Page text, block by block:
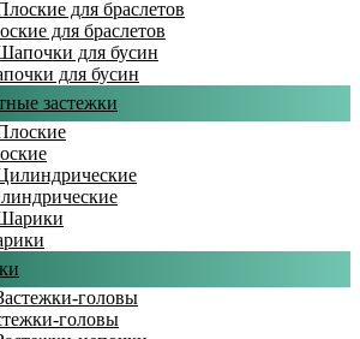
для браслетов
для бусин
застежки
головы